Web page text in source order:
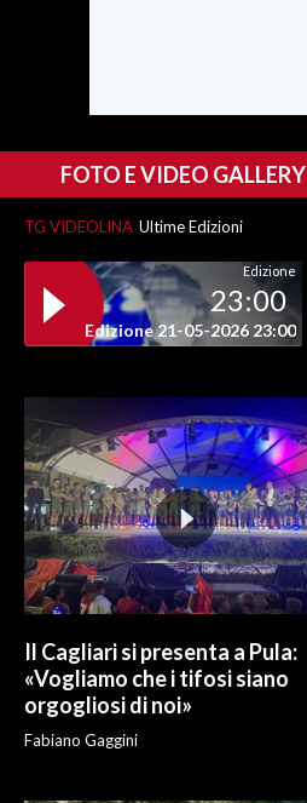
FOTO E VIDEO GALLERY
TG VIDEOLINA Ultime Edizioni
Edizione
23:00
Edizione 21-05-2026 23:00
Il Cagliari si presenta a Pula:
«Vogliamo che i tifosi siano
orgogliosi di noi»
Fabiano Gaggini